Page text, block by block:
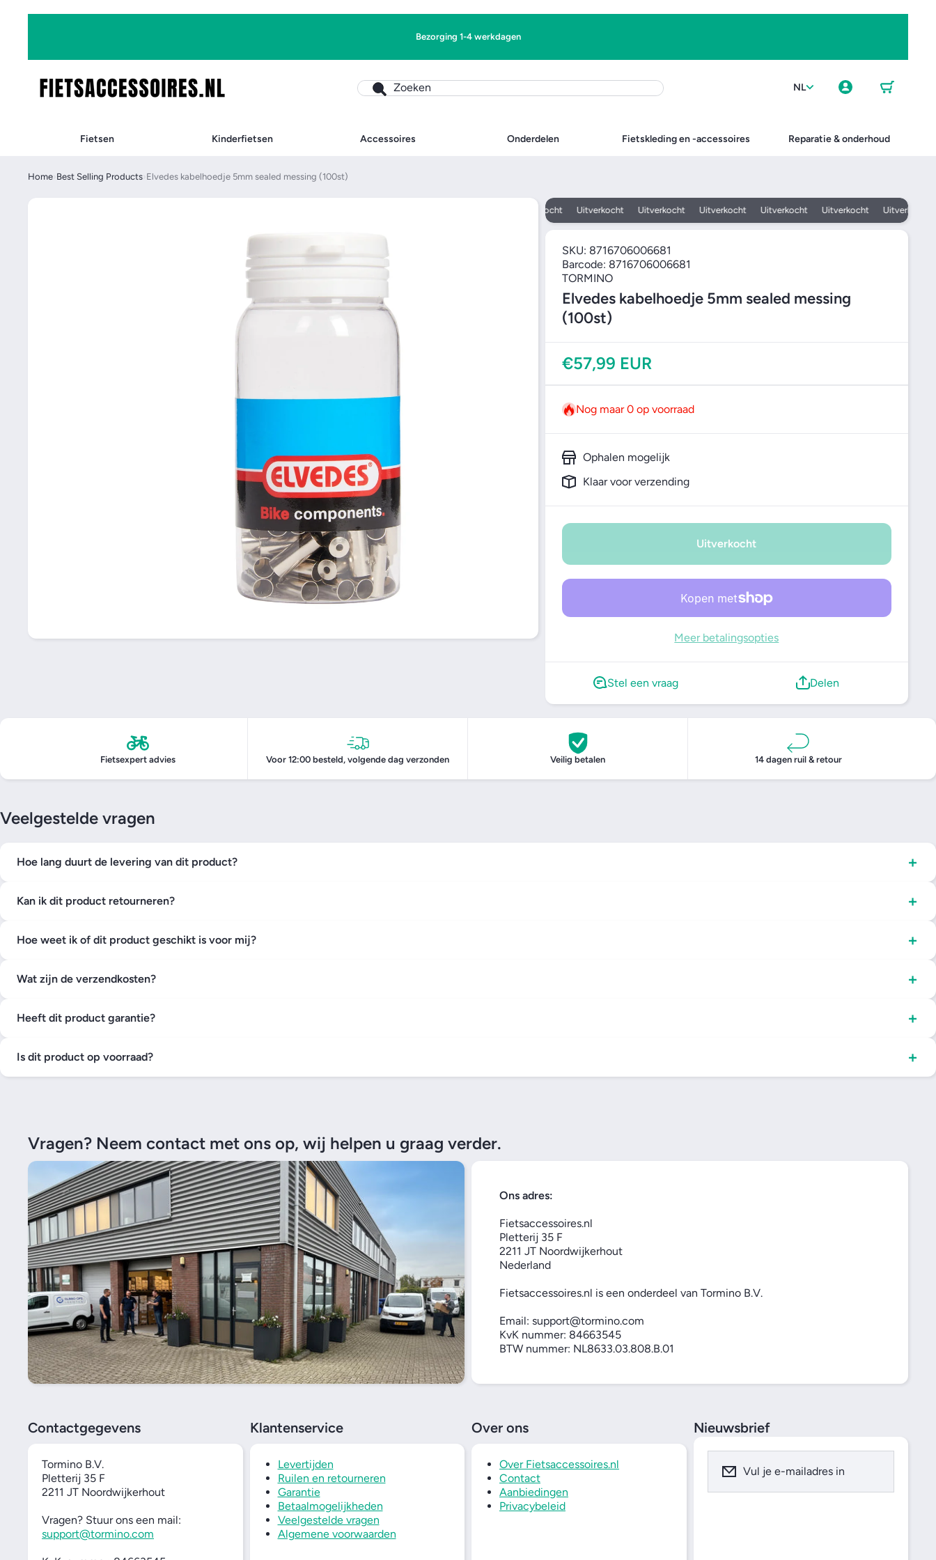
Bezorging 1-4 werkdagen
Zoeken NL
Inlogge
wagen
Fietsen Kinderfietsen Accessoires Onderdelen Fietskleding en -accessoires Reparatie & onderhoud
Home Best Selling Products Elvedes kabelhoedje 5mm sealed messing (100st)
Uitverkocht Uitverkocht Uitverkocht Uitverkocht Uitverkocht Uitverkocht Uitverkocht
SKU: 8716706006681
Barcode: 8716706006681
TORMINO
Elvedes kabelhoedje 5mm sealed messing
(100st)
€57,99 EUR
Nog maar 0 op voorraad
Ophalen mogelijk
Klaar voor verzending
Uitverkocht
Meer betalingsopties
Stel een vraag Delen
Fietsexpert advies Voor 12:00 besteld, volgende dag verzonden Veilig betalen 14 dagen ruil & retour
Veelgestelde vragen
Hoe lang duurt de levering van dit product? +
Kan ik dit product retourneren? +
Hoe weet ik of dit product geschikt is voor mij? +
Wat zijn de verzendkosten? +
Heeft dit product garantie? +
Is dit product op voorraad? +
Vragen? Neem contact met ons op, wij helpen u graag verder.
Ons adres:
Fietsaccessoires.nl
Pletterij 35 F
2211 JT Noordwijkerhout
Nederland
Fietsaccessoires.nl is een onderdeel van Tormino B.V.
Email: support@tormino.com
KvK nummer: 84663545
BTW nummer: NL8633.03.808.B.01
Contactgegevens
Tormino B.V.
Pletterij 35 F
2211 JT Noordwijkerhout
Vragen? Stuur ons een mail:
support@tormino.com
Klantenservice
Levertijden
Ruilen en retourneren
Garantie
Betaalmogelijkheden
Veelgestelde vragen
Algemene voorwaarden
Over ons
Over Fietsaccessoires.nl
Contact
Aanbiedingen
Privacybeleid
Nieuwsbrief
Vul je e-mailadres in